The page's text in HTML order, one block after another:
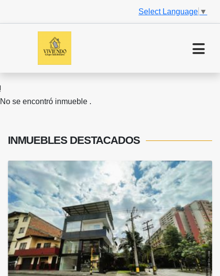
Select Language ▼
No se encontró inmueble .
INMUEBLES DESTACADOS